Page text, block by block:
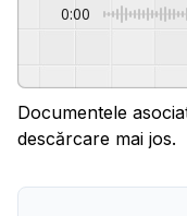
0:00
Documentele
descărcare mai jos.